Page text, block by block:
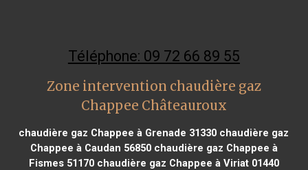
Téléphone: 09 72 66 89 55
Zone intervention chaudière gaz
Chappee Châteauroux
chaudière gaz Chappee à Grenade 31330 chaudière gaz
Chappee à Caudan 56850chaudière gaz Chappee à
Fismes 51170chaudière gaz Chappee à Viriat 01440